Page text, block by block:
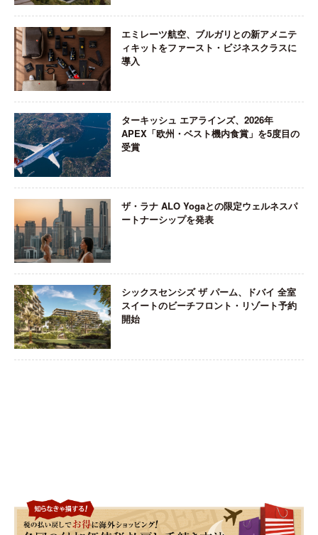
エミレーツ航空、ブルガリとの新アメニテ
ィキットをファースト・ビジネスクラスに
導入
ターキッシュ エアラインズ、2026年
APEX「欧州・ベスト機内食賞」を5度目の
受賞
ザ・ラナ ALO Yogaとの限定ウェルネスパ
ートナーシップを発表
シックスセンシズ ザ パーム、ドバイ 全室
スイートのビーチフロント・リゾート予約
開始